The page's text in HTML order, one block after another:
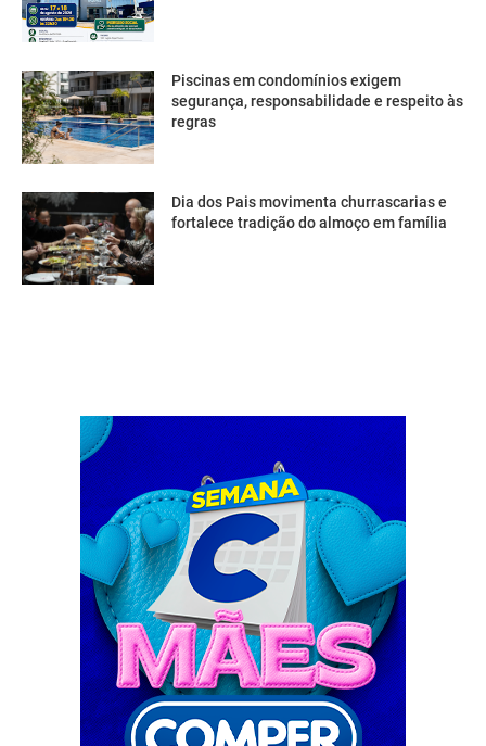
Piscinas em condomínios exigem
segurança, responsabilidade e respeito às
regras
Dia dos Pais movimenta churrascarias e
fortalece tradição do almoço em família